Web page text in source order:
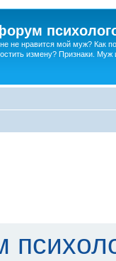
не нравится мой муж? Как
измену? Признаки. Муж